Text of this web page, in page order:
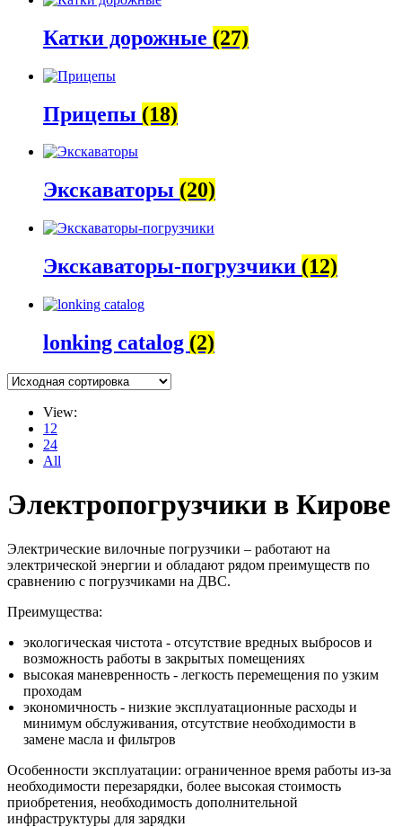
Катки дорожные (27)
Прицепы (18)
Экскаваторы (20)
Экскаваторы-погрузчики (12)
lonking catalog (2)
View:
12
24
All
Электропогрузчики в Кирове
Электрические вилочные погрузчики – работают на
электрической энергии и обладают рядом преимуществ по
сравнению с погрузчиками на ДВС.
Преимущества:
экологическая чистота - отсутствие вредных выбросов и
возможность работы в закрытых помещениях
высокая маневренность - легкость перемещения по узким
проходам
экономичность - низкие эксплуатационные расходы и
минимум обслуживания, отсутствие необходимости в
замене масла и фильтров
Особенности эксплуатации: ограниченное время работы из-за
необходимости перезарядки, более высокая стоимость
приобретения, необходимость дополнительной
инфраструктуры для зарядки